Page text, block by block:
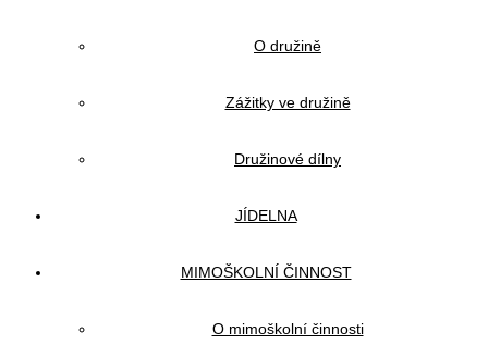
O družině
Zážitky ve družině
Družinové dílny
JÍDELNA
MIMOŠKOLNÍ ČINNOST
O mimoškolní činnosti